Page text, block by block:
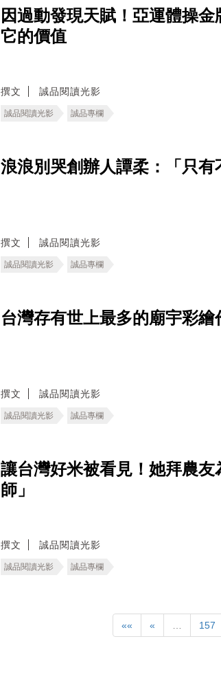
因過動發現天賦！亞運體操
它的價值
撰文 誠品閱讀光影
誠品閱讀光影 誠品專欄
浪浪別哭創辦人譚柔：「只有
撰文 誠品閱讀光影
誠品閱讀光影 誠品專欄
台灣存有世上最多的廟宇彩
撰文 誠品閱讀光影
誠品閱讀光影 誠品專欄
讓台灣好米被看見！她拜農
師」
撰文 誠品閱讀光影
誠品閱讀光影 誠品專欄
«« « … 157